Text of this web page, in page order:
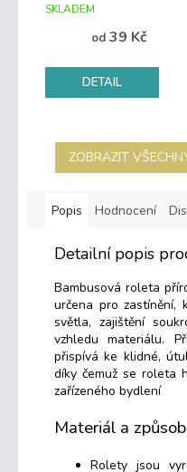
SKLADEM
od 39 Kč
DETAIL
ZOBRAZIT
Popis Hodnocení
Detailní popis
Bambusová roleta
určena pro zastínění,
světla, zajištění
vzhledu materiálu.
přispívá ke klidné,
díky čemuž se roleta
zařízeného bydlení
Materiál a
Rolety jsou